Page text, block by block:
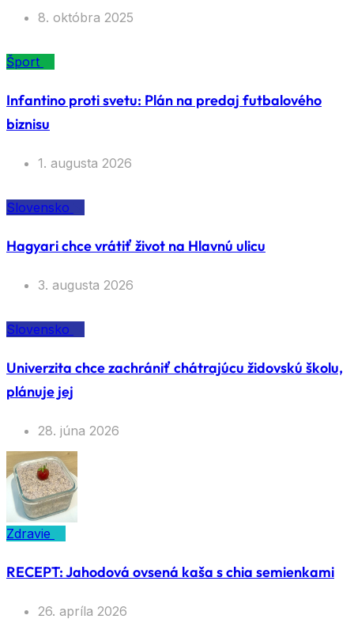
8. októbra 2025
Šport
Infantino proti svetu: Plán na predaj futbalového
biznisu
1. augusta 2026
Slovensko
Hagyari chce vrátiť život na Hlavnú ulicu
3. augusta 2026
Slovensko
Univerzita chce zachrániť chátrajúcu židovskú školu,
plánuje jej
28. júna 2026
Zdravie
RECEPT: Jahodová ovsená kaša s chia semienkami
26. apríla 2026